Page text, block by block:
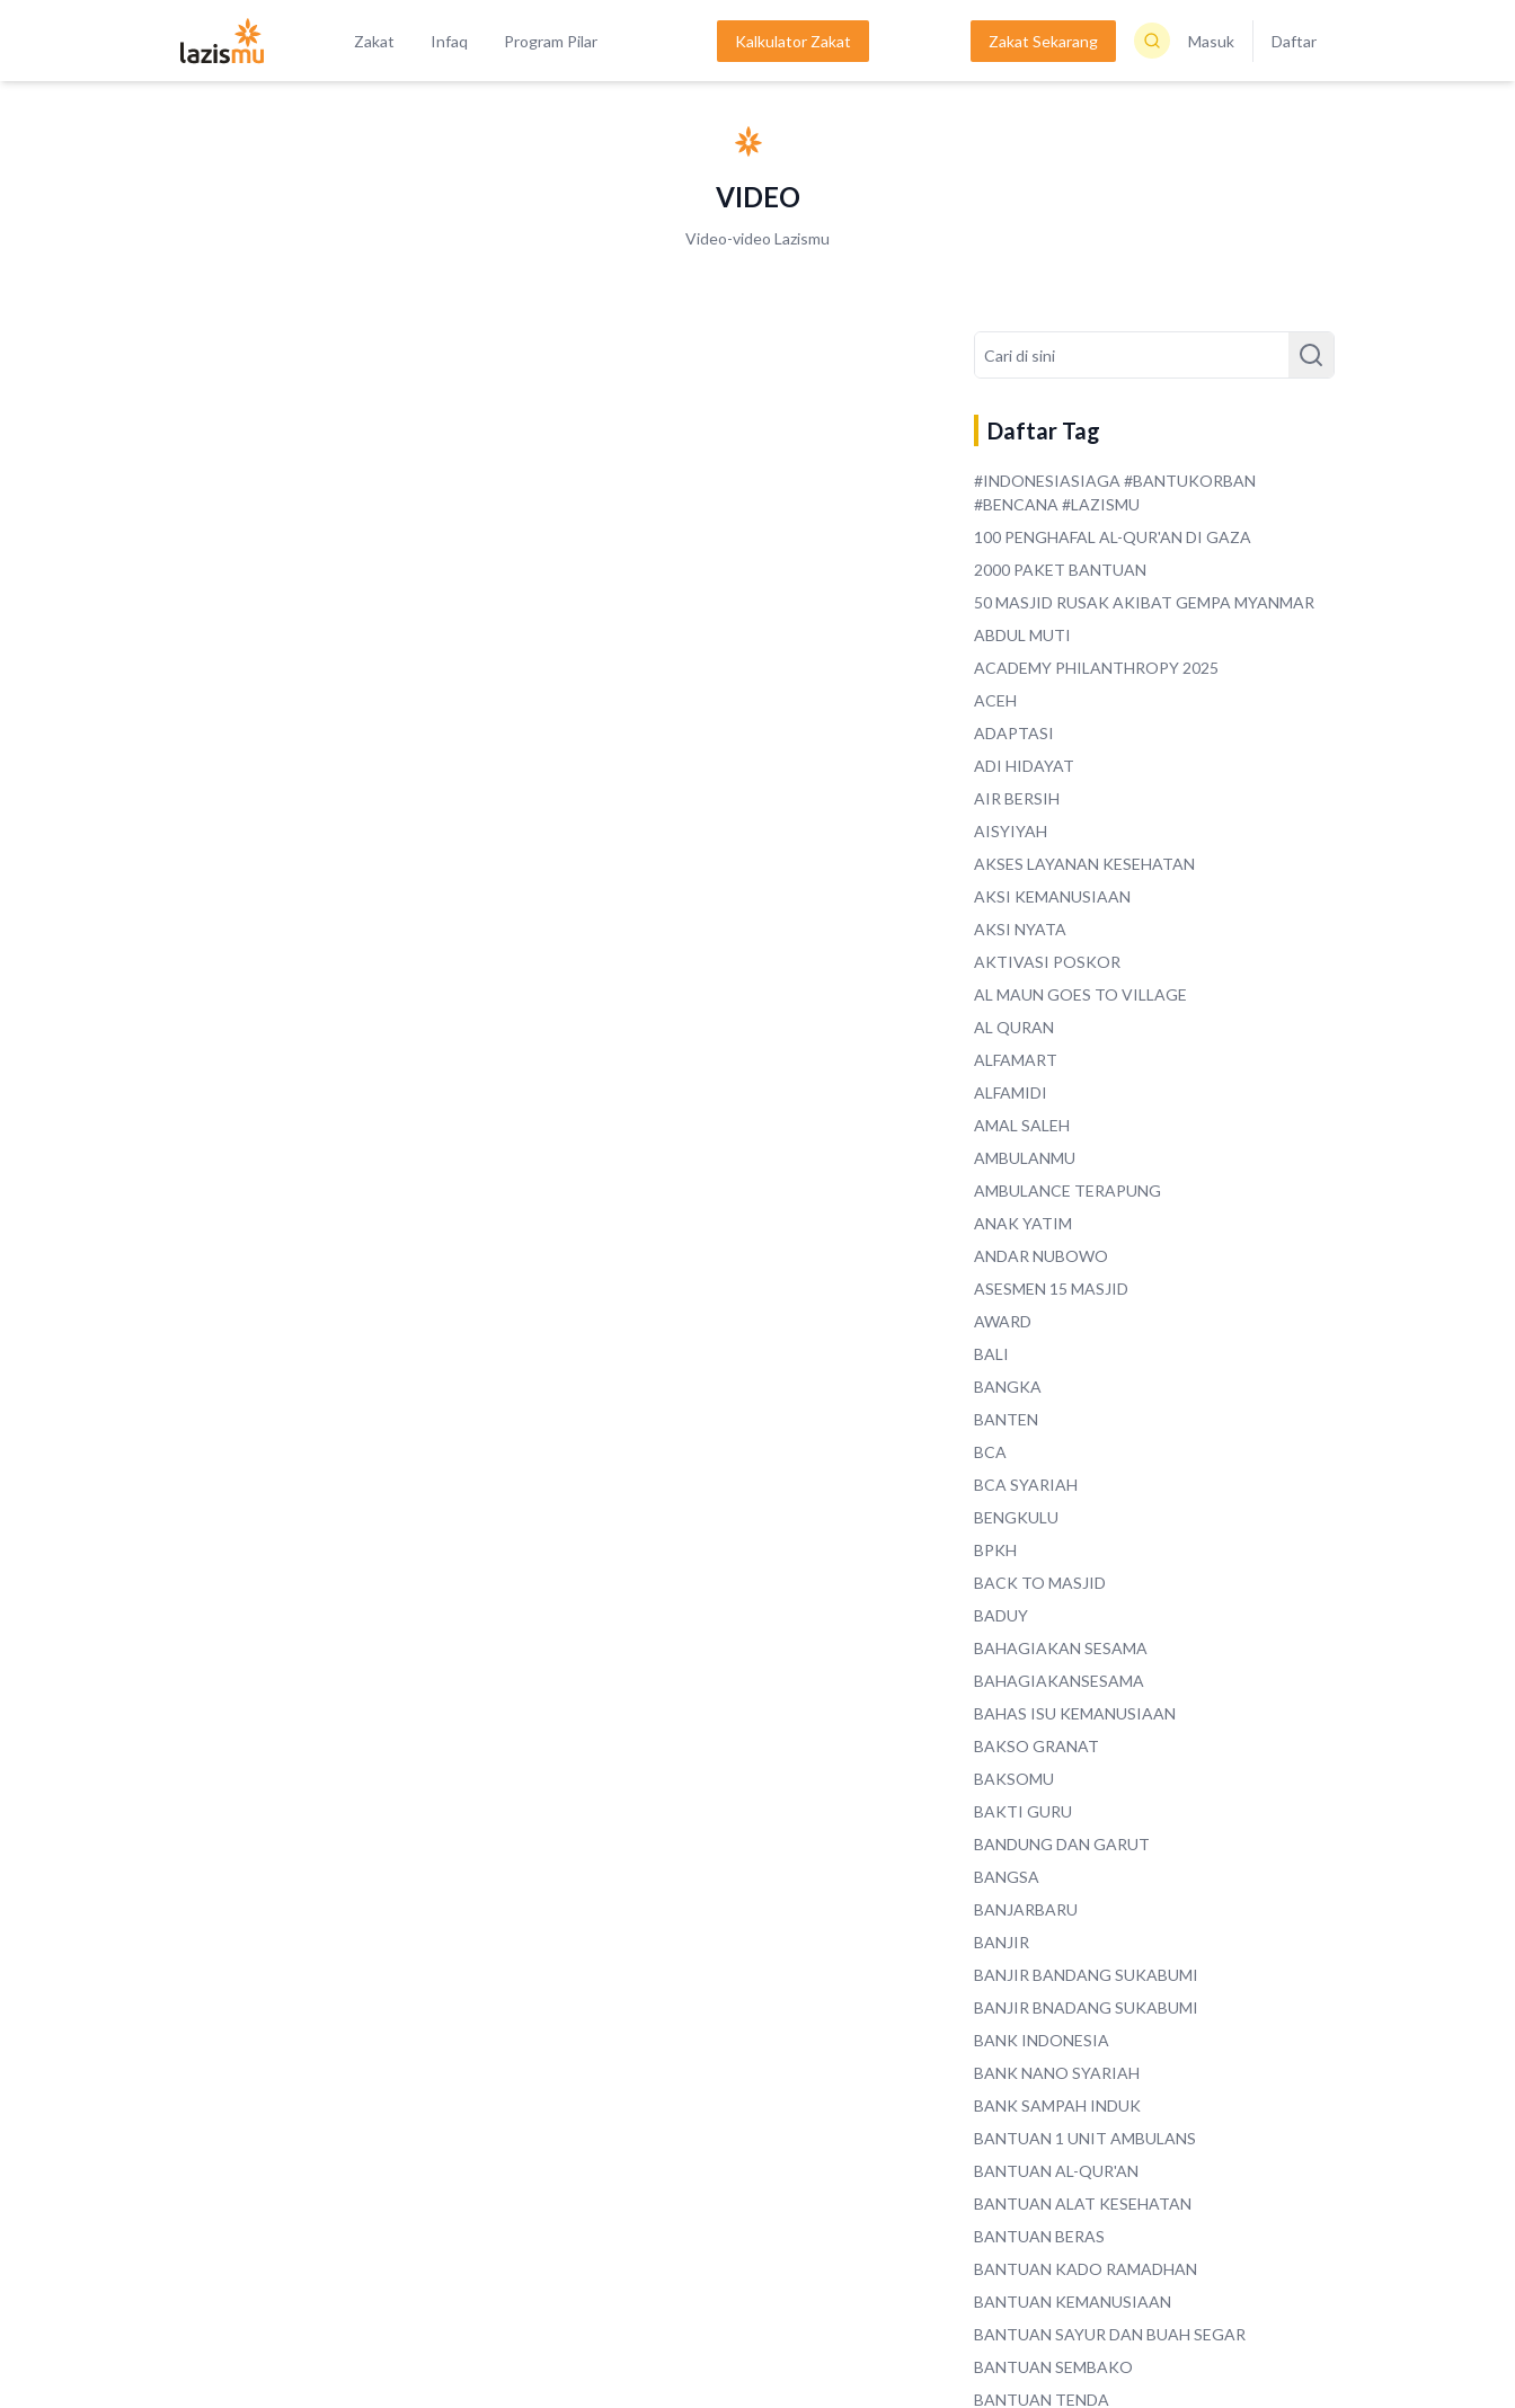
Zakat Infaq Program Pilar Kalkulator Zakat Zakat Sekarang Masuk Daftar
VIDEO
Video-video Lazismu
Daftar Tag
#INDONESIASIAGA #BANTUKORBAN
#BENCANA #LAZISMU
100 PENGHAFAL AL-QUR'AN DI GAZA
2000 PAKET BANTUAN
50 MASJID RUSAK AKIBAT GEMPA MYANMAR
ABDUL MUTI
ACADEMY PHILANTHROPY 2025
ACEH
ADAPTASI
ADI HIDAYAT
AIR BERSIH
AISYIYAH
AKSES LAYANAN KESEHATAN
AKSI KEMANUSIAAN
AKSI NYATA
AKTIVASI POSKOR
AL MAUN GOES TO VILLAGE
AL QURAN
ALFAMART
ALFAMIDI
AMAL SALEH
AMBULANMU
AMBULANCE TERAPUNG
ANAK YATIM
ANDAR NUBOWO
ASESMEN 15 MASJID
AWARD
BALI
BANGKA
BANTEN
BCA
BCA SYARIAH
BENGKULU
BPKH
BACK TO MASJID
BADUY
BAHAGIAKAN SESAMA
BAHAGIAKANSESAMA
BAHAS ISU KEMANUSIAAN
BAKSO GRANAT
BAKSOMU
BAKTI GURU
BANDUNG DAN GARUT
BANGSA
BANJARBARU
BANJIR
BANJIR BANDANG SUKABUMI
BANJIR BNADANG SUKABUMI
BANK INDONESIA
BANK NANO SYARIAH
BANK SAMPAH INDUK
BANTUAN 1 UNIT AMBULANS
BANTUAN AL-QUR'AN
BANTUAN ALAT KESEHATAN
BANTUAN BERAS
BANTUAN KADO RAMADHAN
BANTUAN KEMANUSIAAN
BANTUAN SAYUR DAN BUAH SEGAR
BANTUAN SEMBAKO
BANTUAN TENDA